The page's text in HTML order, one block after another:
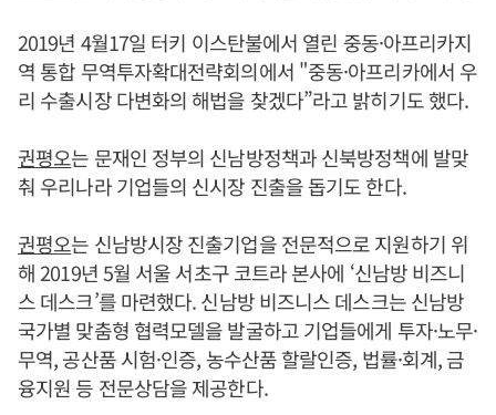
2019년 4월17일 터키 이스탄불에서 열린 중동·아프리카지
역 통합 무역투자확대전략회의에서 "중동·아프리카에서 우
리 수출시장 다변화의 해법을 찾겠다”라고 밝히기도 했다.
권평오는 문재인 정부의 신남방정책과 신북방정책에 발맞
춰 우리나라 기업들의 신시장 진출을 돕기도 한다.
권평오는 신남방시장 진출기업을 전문적으로 지원하기 위
해 2019년 5월 서울 서초구 코트라 본사에 ‘신남방 비즈니
스 데스크’를 마련했다. 신남방 비즈니스 데스크는 신남방
국가별 맞춤형 협력모델을 발굴하고 기업들에게 투자·노무·
무역, 공산품 시험·인증, 농수산품 할랄인증, 법률·회계, 금
융지원 등 전문상담을 제공한다.